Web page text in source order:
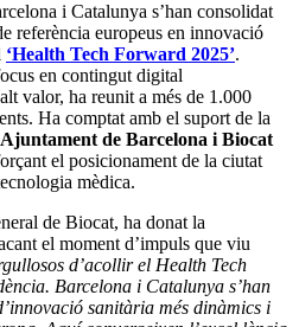
i Catalunya s’han consolidat
referència europeus en innovació
‘Health Tech Forward 2025’.
en contingut digital
valor, ha reunit a més de 1.000
Ha comptat amb el suport de la
de Barcelona i Biocat
el posicionament de la ciutat
mèdica.
de Biocat, ha donat la
el moment d’impuls que viu
d’acollir el Health Tech
Barcelona i Catalunya s’han
sanitària més dinàmics i